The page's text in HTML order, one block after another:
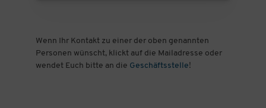
Wenn Ihr Kontakt zu einer der oben genannten
Personen wünscht, klickt auf die Mailadresse oder
wendet Euch bitte an die Geschäftsstelle!